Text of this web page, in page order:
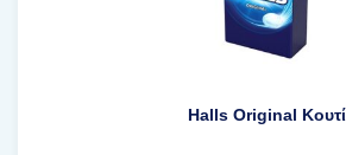
Halls Original Κουτί